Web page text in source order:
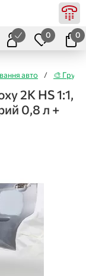
0 0
авто / 🎨
2К HS 1:1,
0,8 л +